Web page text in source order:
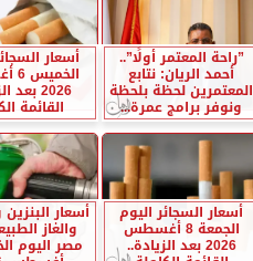
”راحة المعتمر أولًا”..
أحمد الريان: نتابع
المعتمرين لحظة بلحظة
ونوفر برامج عمرة...
أسعار
2026
القائمة
أسعار السجائر اليوم
الجمعة 8 أغسطس
2026 بعد الزيادة..
أسعار
والغاز